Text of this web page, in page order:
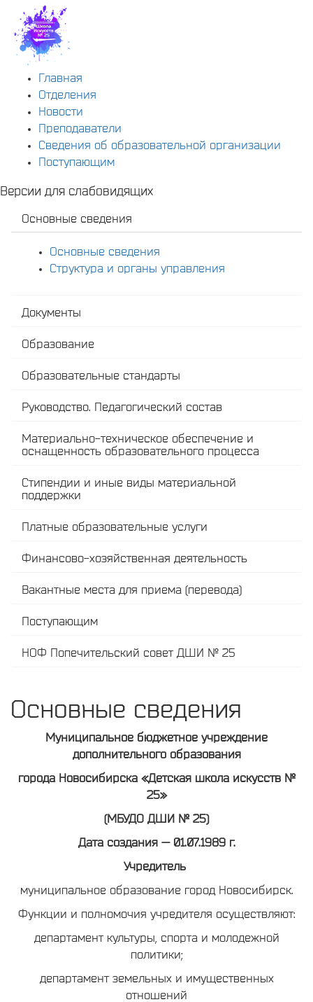
Главная
Отделения
Новости
Преподаватели
Сведения об образовательной организации
Поступающим
Версии для слабовидящих
Основные сведения
Основные сведения
Структура и органы управления
Документы
Образование
Образовательные стандарты
Руководство. Педагогический состав
Материально-техническое обеспечение и
оснащенность образовательного процесса
Стипендии и иные виды материальной
поддержки
Платные образовательные услуги
Финансово-хозяйственная деятельность
Вакантные места для приема (перевода)
Поступающим
НОФ Попечительский совет ДШИ № 25
Основные сведения
Муниципальное бюджетное учреждение
дополнительного образования
города Новосибирска «Детская школа искусств №
25»
(МБУДО ДШИ № 25)
Дата создания — 01.07.1989 г.
Учредитель
муниципальное образование город Новосибирск.
Функции и полномочия учредителя осуществляют:
департамент культуры, спорта и молодежной
политики;
департамент земельных и имущественных
отношений